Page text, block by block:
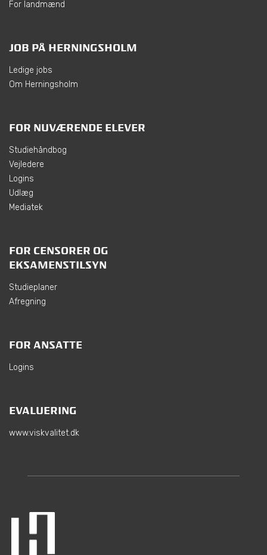
For landmænd
JOB PÅ HERNINGSHOLM
Ledige jobs
Om Herningsholm
FOR NUVÆRENDE ELEVER
Studiehåndbog
Vejledere
Logins
Udlæg
Mediatek
FOR CENSORER OG
EKSAMENSTILSYN
Studieplaner
Afregning
FOR ANSATTE
Logins
EVALUERING
www.viskvalitet.dk